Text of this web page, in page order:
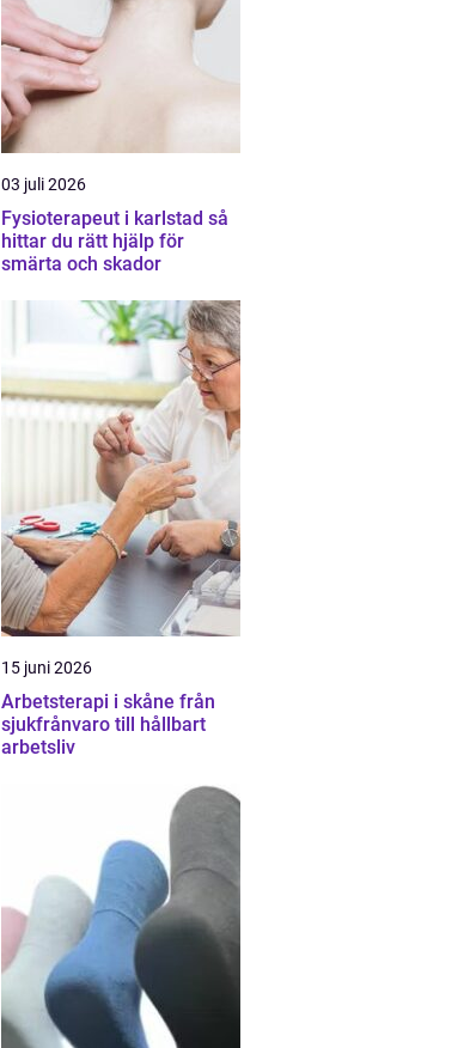
03 juli 2026
Fysioterapeut i karlstad så
hittar du rätt hjälp för
smärta och skador
15 juni 2026
Arbetsterapi i skåne från
sjukfrånvaro till hållbart
arbetsliv